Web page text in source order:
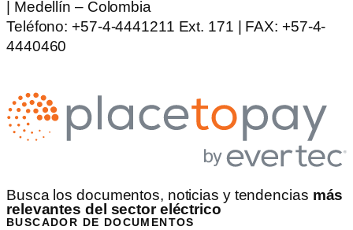
| Medellín – Colombia
Teléfono: +57-4-4441211 Ext. 171 | FAX: +57-4-
4440460
Busca los documentos, noticias y tendencias más
relevantes del sector eléctrico
BUSCADOR DE DOCUMENTOS